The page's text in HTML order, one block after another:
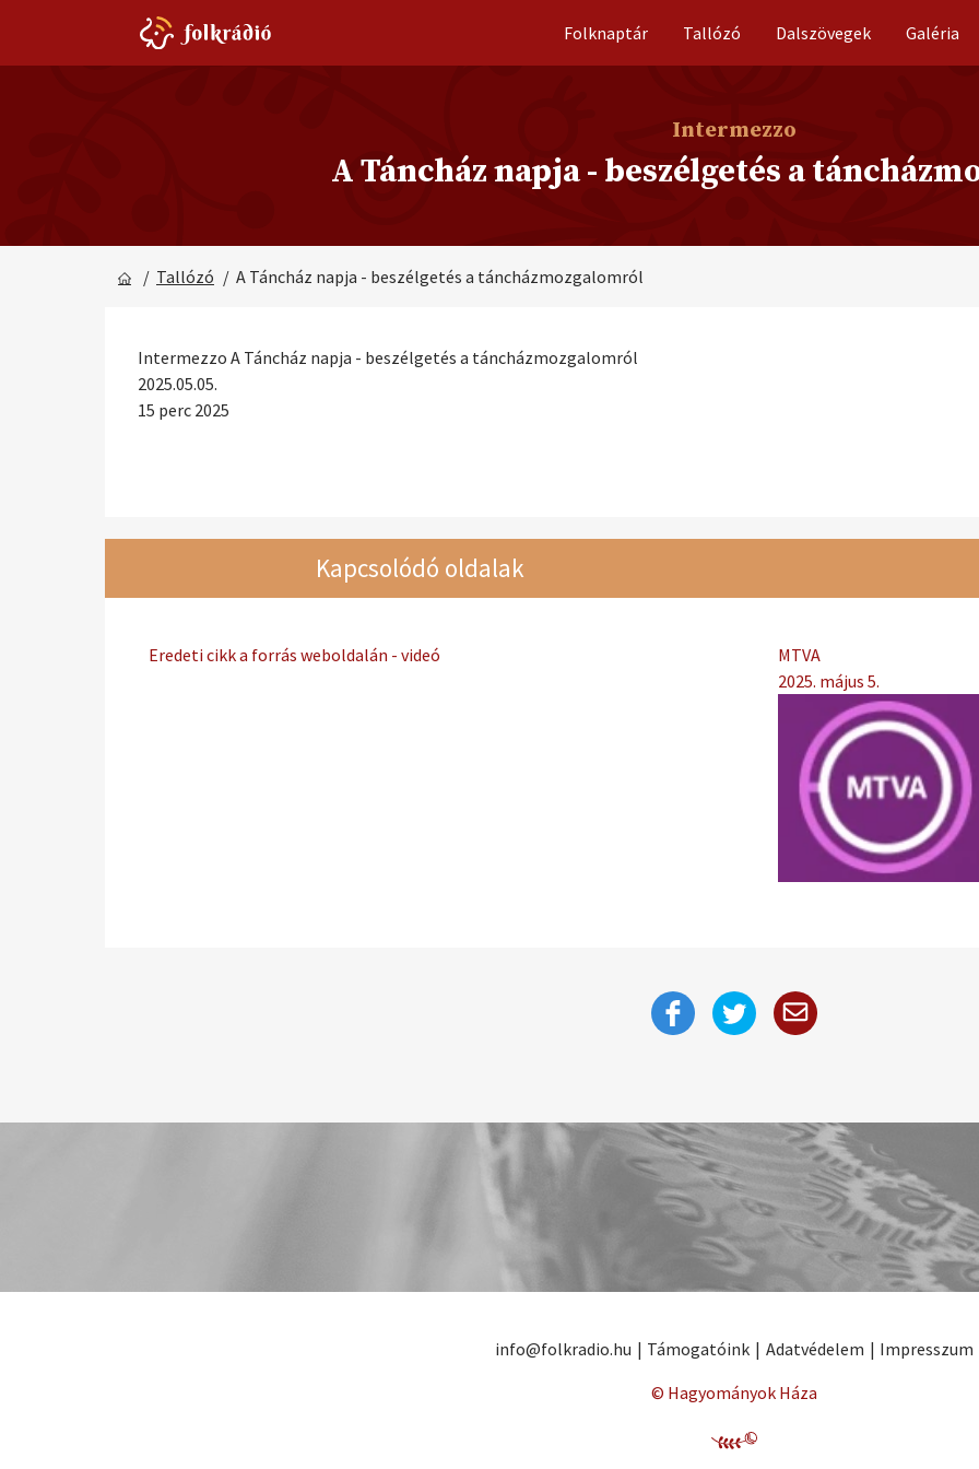
Folknaptár Tallózó Dalszövegek Galéria
Intermezzo
A Táncház napja - beszélgetés a
/ Tallózó / A Táncház napja - beszélgetés a táncházmozgalomról
Intermezzo A Táncház napja - beszélgetés a táncházmozgalomról
2025.05.05.
15 perc 2025
Kapcsolódó oldalak
Eredeti cikk a forrás weboldalán - videó
MTVA
2025. május 5.
info@folkradio.hu | Támogatóink | Adatvédelem | Impresszum
© Hagyományok Háza